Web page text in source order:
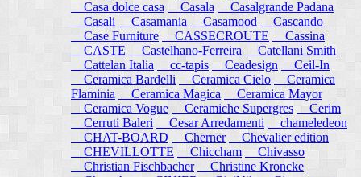
Casa dolce casa
Casala
Casalgrande Padana
Casali
Casamania Casamood
Cascando
Case Furniture
CASSECROUTE
Cassina
CASTE
Castelhano-Ferreira
Catellani Smith
Cattelan Italia
cc-tapis Ceadesign
Ceil-In
Ceramica Bardelli
Ceramica Cielo
Ceramica
Flaminia
Ceramica Magica
Ceramica Mayor
Ceramica Vogue
Ceramiche Supergres Cerim
Cerruti Baleri
Cesar Arredamenti
chameledeon
CHAT-BOARD
Cherner
Chevalier edition
CHEVILLOTTE
Chiccham
Chivasso
Christian Fischbacher
Christine Kroncke